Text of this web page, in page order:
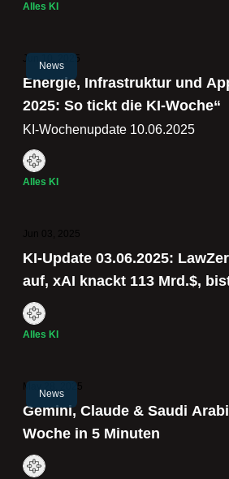
Alles KI
News
Jun 10, 2025
Energie, Infrastruktur und
2025: So tickt die KI-Woche“
KI-Wochenupdate 10.06.2025
Alles KI
Jun 03, 2025
KI-Update 03.06.2025:
auf, xAI knackt 113 Mrd.$,
im Job?
Alles KI
News
May 28, 2025
Gemini, Claude & Saudi
Woche in 5 Minuten